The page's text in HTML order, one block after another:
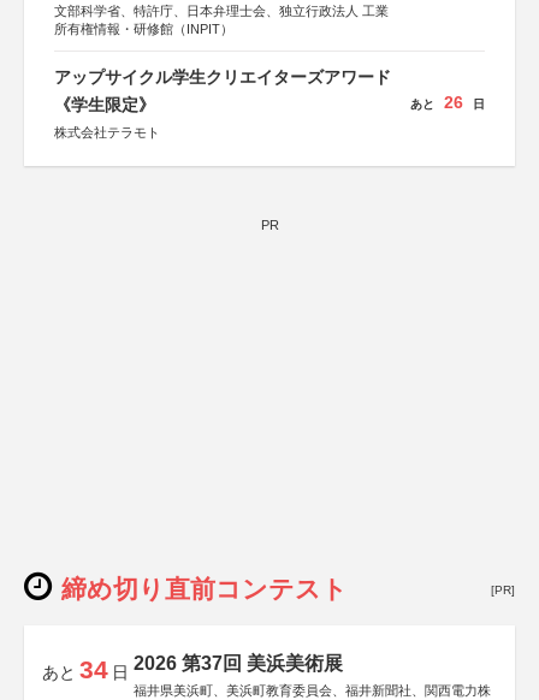
文部科学省、特許庁、日本弁理士会、独立行政法人 工業
所有権情報・研修館（INPIT）
アップサイクル学生クリエイターズアワード
《学生限定》
株式会社テラモト
あと 26 日
PR
締め切り直前コンテスト [PR]
あと 34 日 2026 第37回 美浜美術展
福井県美浜町、美浜町教育委員会、福井新聞社、関西電力株